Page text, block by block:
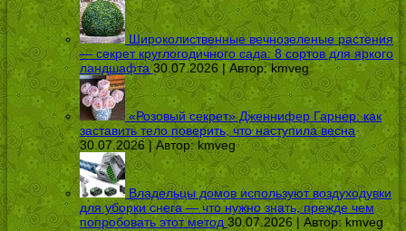
Широколиственные вечнозеленые растения
— секрет круглогодичного сада: 8 сортов для яркого
ландшафта 30.07.2026 | Автор:kmveg
«Розовый секрет» Дженнифер Гарнер: как
заставить тело поверить, что наступила весна
30.07.2026 | Автор:kmveg
Владельцы домов используют воздуходувки
для уборки снега — что нужно знать, прежде чем
попробовать этот метод 30.07.2026 | Автор: kmveg